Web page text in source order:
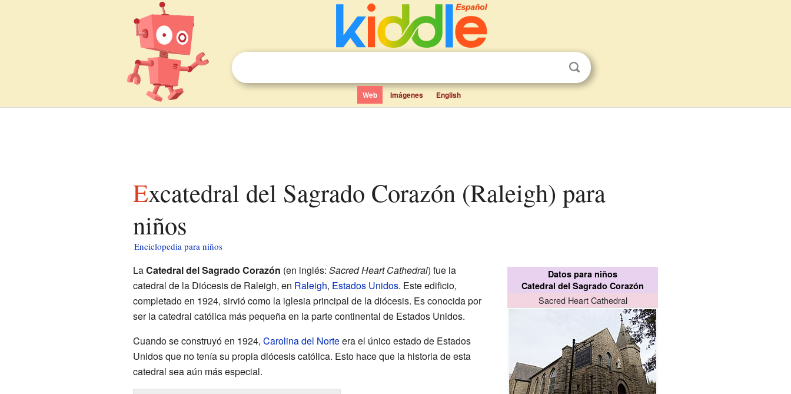
Web Imágenes English
Excatedral del Sagrado Corazón (Raleigh) para
niños
Enciclopedia para niños
Datos para niños
Catedral del Sagrado Corazón
Sacred Heart Cathedral
LaCatedral del Sagrado Corazón (en inglés: Sacred Heart Cathedral) fue la
catedral de la Diócesis de Raleigh, en Raleigh, Estados Unidos. Este edificio,
completado en 1924, sirvió como la iglesia principal de la diócesis. Es conocida por
ser la catedral católica más pequeña en la parte continental de Estados Unidos.
Cuando se construyó en 1924, Carolina del Norteera el único estado de Estados
Unidos que no tenía su propia diócesis católica. Esto hace que la historia de esta
catedral sea aún más especial.